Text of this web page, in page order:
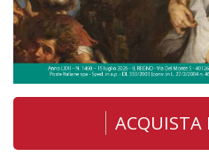
ACQUISTA